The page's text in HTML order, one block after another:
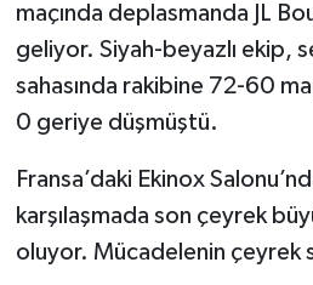
maçında deplasmanda JL
geliyor. Siyah-beyazlı ekip,
sahasında rakibine 72-60
0 geriye düşmüştü.
Fransa’daki Ekinox
karşılaşmada son çeyrek
oluyor. Mücadelenin çeyrek
Eredevise
Portekiz Ligi
TFF 1.Lig
Diğer Futbol Ligleri